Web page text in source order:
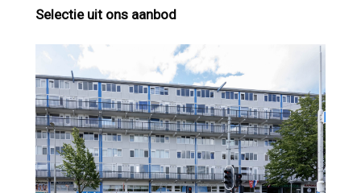
Selectie uit ons aanbod